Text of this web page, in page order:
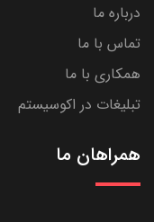
درباره ما
تماس با ما
همکاری با ما
تبلیغات در اکوسیستم
همراهان ما